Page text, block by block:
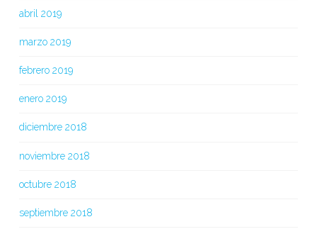
abril 2019
marzo 2019
febrero 2019
enero 2019
diciembre 2018
noviembre 2018
octubre 2018
septiembre 2018